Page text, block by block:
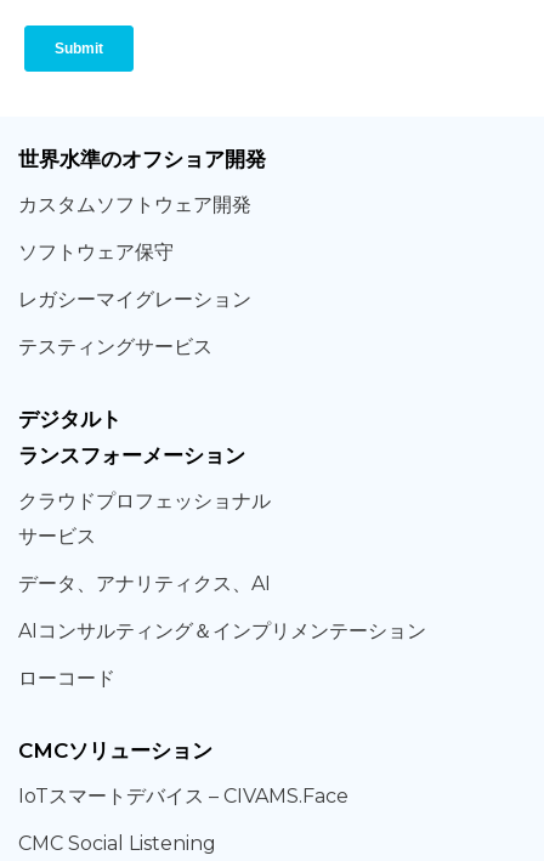
世界水準のオフショア開発
カスタムソフトウェア開発
ソフト ウェア保守
レガシーマイグレーション
テスティングサービス
デジタルト
ランスフォーメーション
クラウドプロフェッショナル
サービス
データ、 アナリティクス、 AI
AIコンサルティング＆ インプリメンテーション
ローコード
CMCソリューション
IoTスマートデバイス – CIVAMS.Face
CMC Social Listening